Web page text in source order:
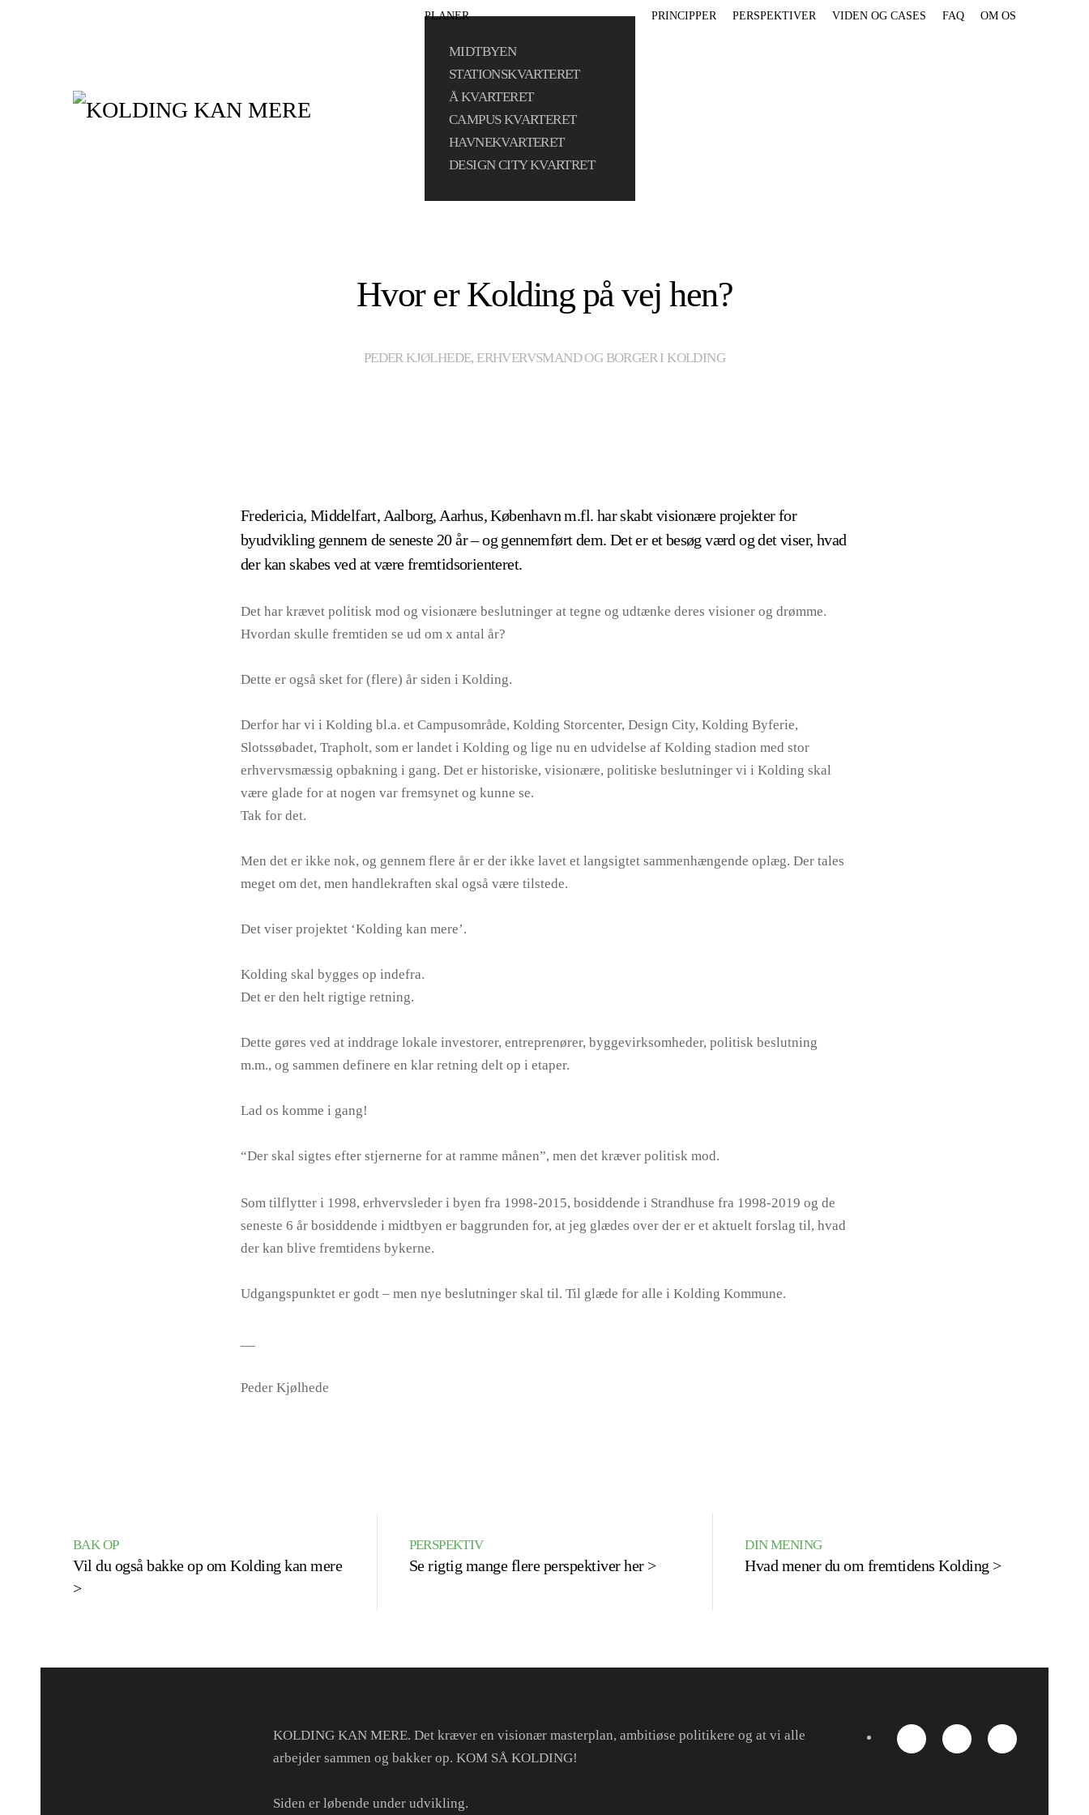
PLANER
MIDTBYEN
STATIONSKVARTERET
Å KVARTERET
CAMPUS KVARTERET
HAVNEKVARTERET
DESIGN CITY KVARTRET
PRINCIPPER PERSPEKTIVER VIDEN OG CASES FAQ OM OS
Hvor er Kolding på vej hen?
PEDER KJØLHEDE, ERHVERVSMAND OG BORGER I KOLDING
Fredericia, Middelfart, Aalborg, Aarhus, København m.fl. har skabt visionære projekter for
byudvikling gennem de seneste 20 år – og gennemført dem. Det er et besøg værd og det viser, hvad
der kan skabes ved at være fremtidsorienteret.
Det har krævet politisk mod og visionære beslutninger at tegne og udtænke deres visioner og drømme.
Hvordan skulle fremtiden se ud om x antal år?
Dette er også sket for (flere) år siden i Kolding.
Derfor har vi i Kolding bl.a. et Campusområde, Kolding Storcenter, Design City, Kolding Byferie,
Slotssøbadet, Trapholt, som er landet i Kolding og lige nu en udvidelse af Kolding stadion med stor
erhvervsmæssig opbakning i gang. Det er historiske, visionære, politiske beslutninger vi i Kolding skal
være glade for at nogen var fremsynet og kunne se.
Tak for det.
Men det er ikke nok, og gennem flere år er der ikke lavet et langsigtet sammenhængende oplæg. Der tales
meget om det, men handlekraften skal også være tilstede.
Det viser projektet ‘Kolding kan mere’.
Kolding skal bygges op indefra.
Det er den helt rigtige retning.
Dette gøres ved at inddrage lokale investorer, entreprenører, byggevirksomheder, politisk beslutning
m.m., og sammen definere en klar retning delt op i etaper.
Lad os komme i gang!
“Der skal sigtes efter stjernerne for at ramme månen”, men det kræver politisk mod.
Som tilflytter i 1998, erhvervsleder i byen fra 1998-2015, bosiddende i Strandhuse fra 1998-2019 og de
seneste 6 år bosiddende i midtbyen er baggrunden for, at jeg glædes over der er et aktuelt forslag til, hvad
der kan blive fremtidens bykerne.
Udgangspunktet er godt – men nye beslutninger skal til. Til glæde for alle i Kolding Kommune.
Peder Kjølhede
BAK OP
Vil du også bakke op om Kolding kan mere
>
PERSPEKTIV
Se rigtig mange flere perspektiver her >
DIN MENING
Hvad mener du om fremtidens Kolding >
KOLDING KAN MERE. Det kræver en visionær masterplan, ambitiøse politikere og at vi alle
arbejder sammen og bakker op. KOM SÅ KOLDING!
Siden er løbende under udvikling.